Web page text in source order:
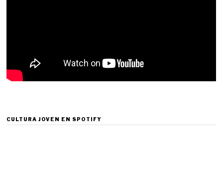
CULTURA JOVEN EN SPOTIFY